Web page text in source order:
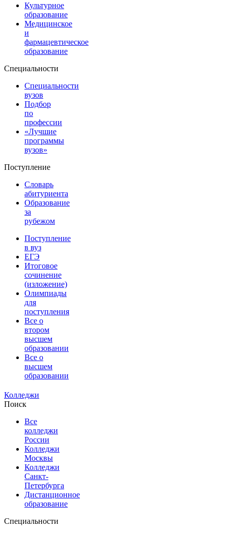
Культурное
образование
Медицинское
и
фармацевтическое
образование
Специальности
Специальности
вузов
Подбор
по
профессии
«Лучшие
программы
вузов»
Поступление
Словарь
абитуриента
Образование
за
рубежом
Поступление
в вуз
ЕГЭ
Итоговое
сочинение
(изложение)
Олимпиады
для
поступления
Все о
втором
высшем
образовании
Все о
высшем
образовании
Колледжи
Поиск
Все
колледжи
России
Колледжи
Москвы
Колледжи
Санкт-
Петербурга
Дистанционное
образование
Специальности